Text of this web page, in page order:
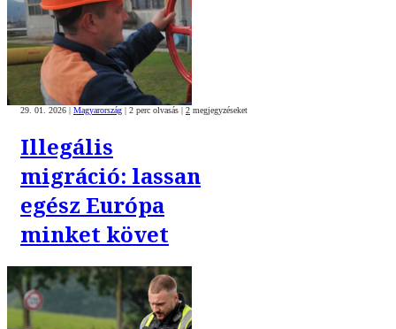
29. 01. 2026 | Magyarország | 2 perc olvasás | 2 megjegyzéseket
Illegális
migráció: lassan
egész Európa
minket követ